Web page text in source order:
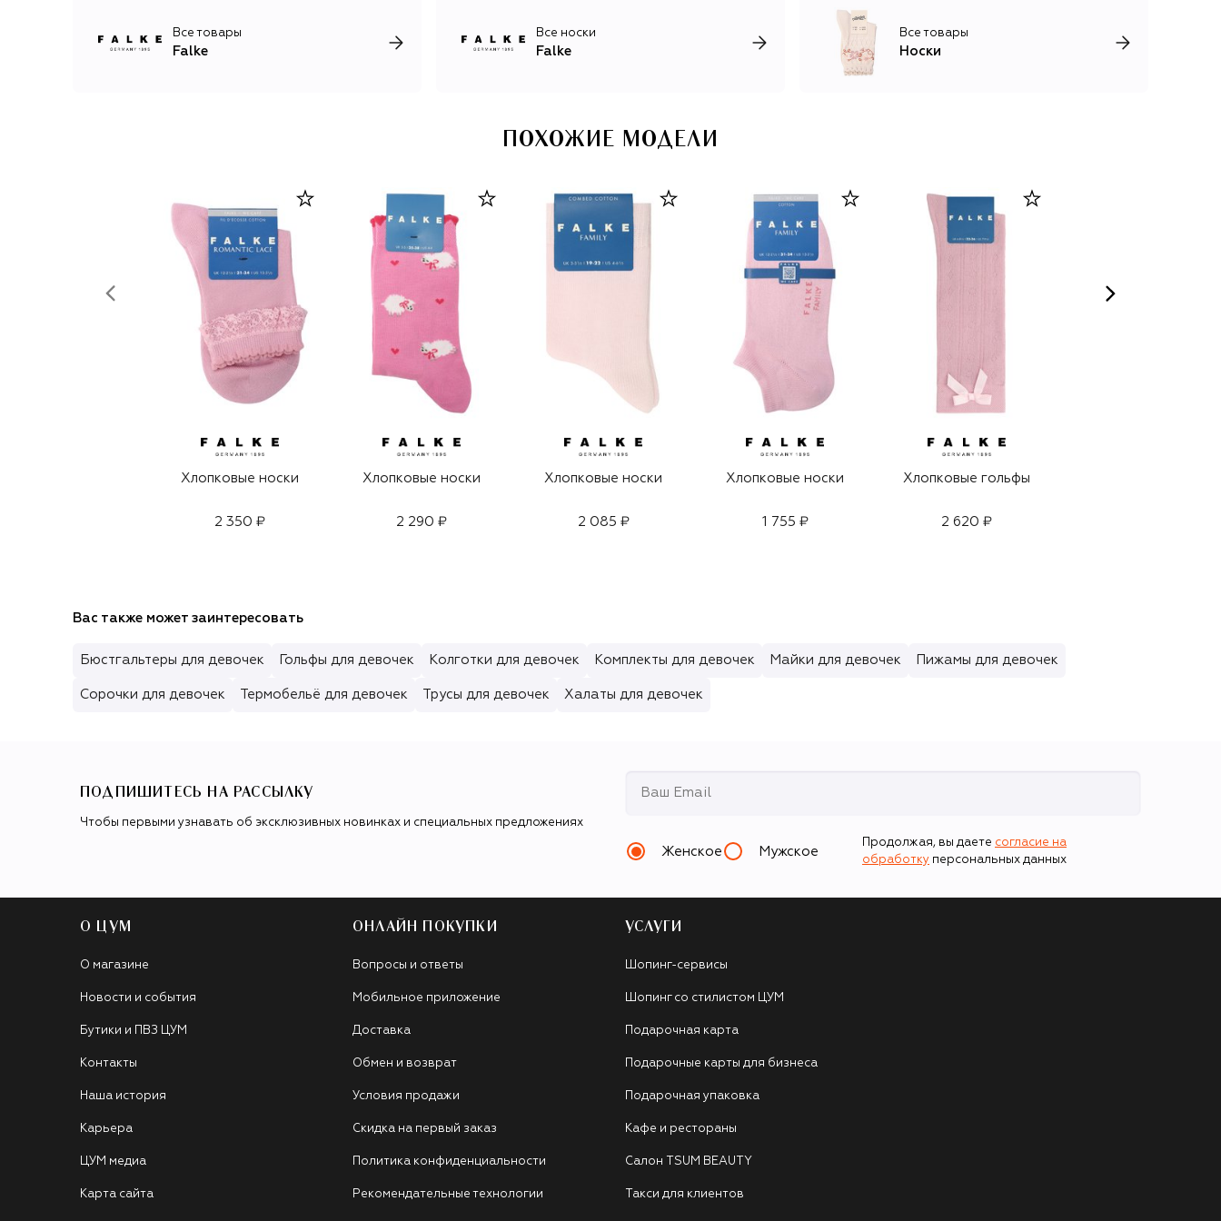
Все товары
Falke
Все носки
Falke
Все товары
Носки
ПОХОЖИЕ МОДЕЛИ
Хлопковые носки
2 350 ₽
Хлопковые носки
2 290 ₽
Хлопковые носки
2 085 ₽
Хлопковые носки
1 755 ₽
Хлопковые гольфы
2 620 ₽
Вас также может заинтересовать
Бюстгальтеры для девочек Гольфы для девочек Колготки для девочек Комплекты для девочек Майки для девочек Пижамы для девочек
Сорочки для девочек Термобельё для девочек Трусы для девочек Халаты для девочек
ПОДПИШИТЕСЬ НА РАССЫЛКУ
Чтобы первыми узнавать об эксклюзивных новинках и специальных предложениях
Женское Мужское
Продолжая, вы даете согласие на
обработку персональных данных
О ЦУМ
О магазине
Новости и события
Бутики и ПВЗ ЦУМ
Контакты
Наша история
Карьера
ЦУМ медиа
Карта сайта
ОНЛАЙН ПОКУПКИ
Вопросы и ответы
Мобильное приложение
Доставка
Обмен и возврат
Условия продажи
Скидка на первый заказ
Политика конфиденциальности
Рекомендательные технологии
УСЛУГИ
Шопинг-сервисы
Шопинг со стилистом ЦУМ
Подарочная карта
Подарочные карты для бизнеса
Подарочная упаковка
Кафе и рестораны
Салон TSUM BEAUTY
Такси для клиентов